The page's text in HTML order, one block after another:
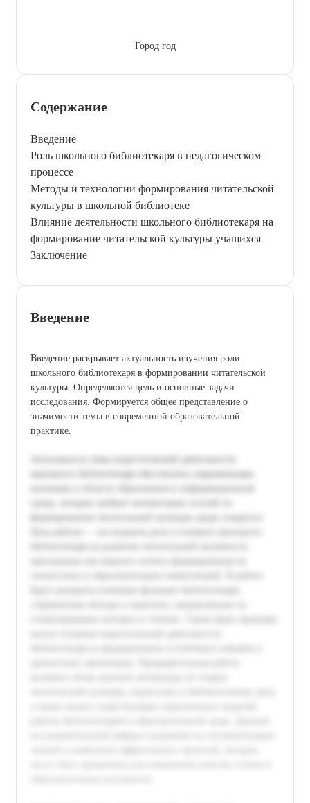
Город год
Содержание
Введение
Роль школьного библиотекаря в педагогическом
процессе
Методы и технологии формирования читательской
культуры в школьной библиотеке
Влияние деятельности школьного библиотекаря на
формирование читательской культуры учащихся
Заключение
Введение
Введение раскрывает актуальность изучения роли
школьного библиотекаря в формировании читательской
культуры. Определяются цель и основные задачи
исследования. Формируется общее представление о
значимости темы в современной образовательной
практике.